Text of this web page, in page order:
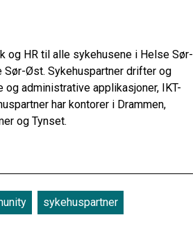
og HR til alle sykehusene i Helse Sør-
Øst. Sykehuspartner drifter og
administrative applikasjoner, IKT-
har kontorer i Drammen,
og Tynset.
sykehuspartner